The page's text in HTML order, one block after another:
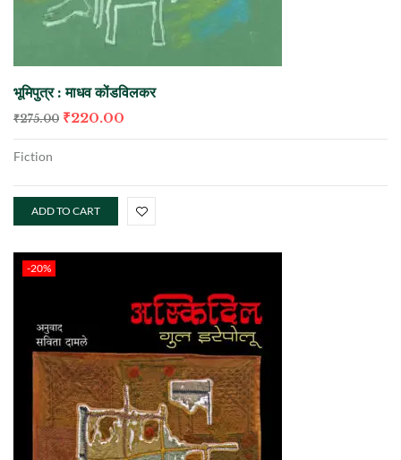
भूमिपुत्र : माधव कोंडविलकर
₹275.00 ₹220.00
Fiction
ADD TO CART
-20%